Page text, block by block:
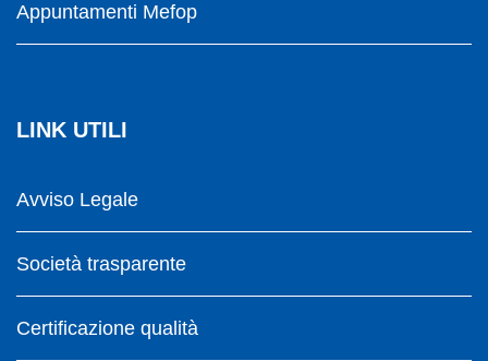
Appuntamenti Mefop
LINK UTILI
Avviso Legale
Società trasparente
Certificazione qualità